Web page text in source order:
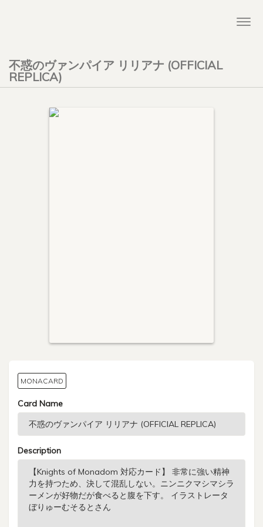
不惑のヴァンパイア リリアナ (OFFICIAL
REPLICA)
MONACARD
Card Name
Description